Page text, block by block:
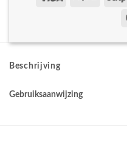
Beschrijving
Gebruiksaanwijzing